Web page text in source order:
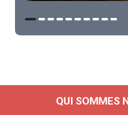
QUI SOMMES